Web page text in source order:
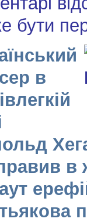
бути
в
в